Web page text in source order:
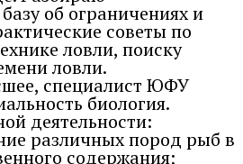
об ограничениях и
советы по
ловли, поиску
ловли.
специалист ЮФУ
биология.
деятельности:
различных пород рыб в
содержания;